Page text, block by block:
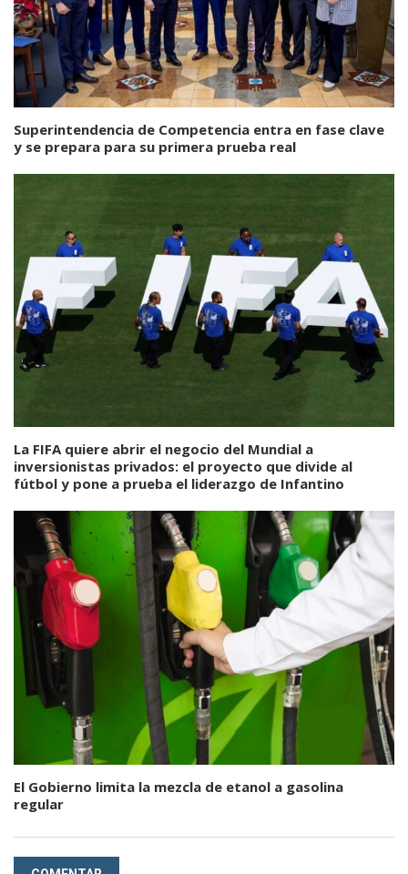
Superintendencia de Competencia entra en fase clave
y se prepara para su primera prueba real
La FIFA quiere abrir el negocio del Mundial a
inversionistas privados: el proyecto que divide al
fútbol y pone a prueba el liderazgo de Infantino
El Gobierno limita la mezcla de etanol a gasolina
regular